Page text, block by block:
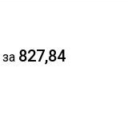
за 827,84